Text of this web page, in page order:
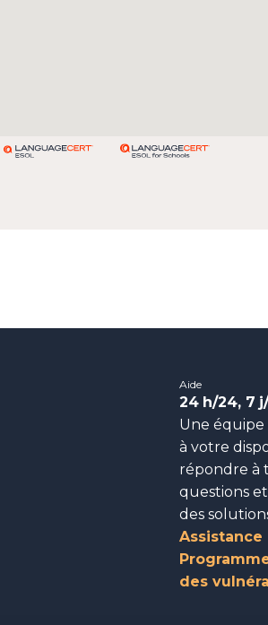
Aide
24 h/24, 7
Une équipe
à votre
répondre à
questions
des
Assistance
des